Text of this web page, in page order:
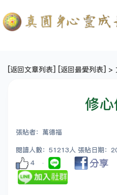
[返回文章列表] [返回最愛列表] >
修
張貼者：萬德福
閱讀人數：51213人 張貼日期
4